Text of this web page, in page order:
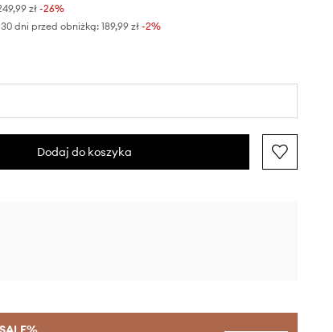
zł-26%
dni przed obniżką: 189,99 zł -2%
Dodaj do koszyka